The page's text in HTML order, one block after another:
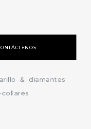
&
diamantes